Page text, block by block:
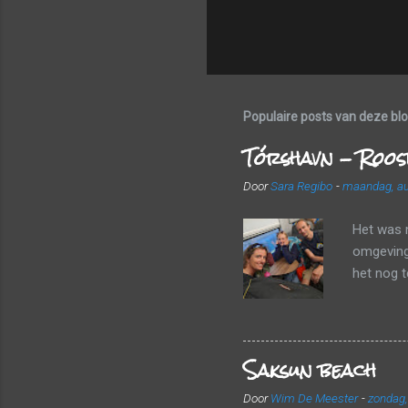
Populaire posts van deze
Tórshavn -
DoorSara Regibo -maandag,
Het was
het nog
vlot door
Saksun beach
DoorWim De Meester -